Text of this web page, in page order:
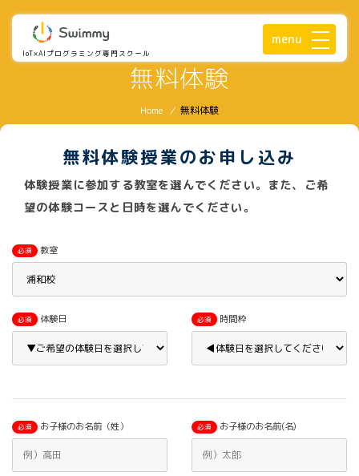
IoT×AIプログラミング専門スクール
menu
無料体験
Home / 無料体験
無料体験授業のお申し込み
体験授業に参加する教室を選んでください。また、ご希
望の体験コースと日時を選んでください。
必須 教室
必須 体験日 必須 時間枠
必須 お子様のお名前（姓） 必須 お子様のお名前(名)